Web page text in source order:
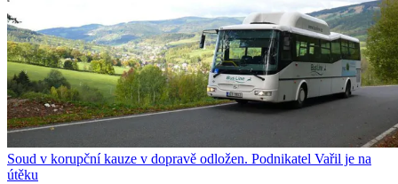
Soud v korupční kauze v dopravě odložen. Podnikatel Vařil je na
útěku